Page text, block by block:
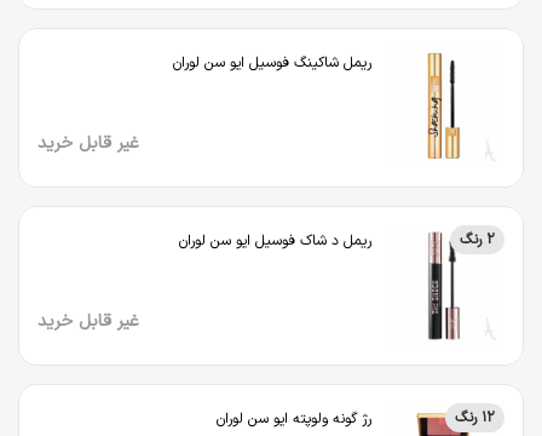
ریمل شاکینگ فوسیل ایو سن لوران
غیر قابل خرید
2 رنگ ریمل د شاک فوسیل ایو سن لوران
غیر قابل خرید
12 رنگ رژ گونه ولوپته ایو سن لوران